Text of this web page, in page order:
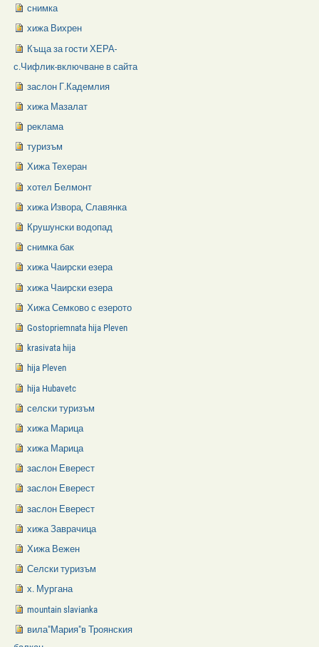
снимка
хижа Вихрен
Къща за гости ХЕРА-
с.Чифлик-включване в сайта
заслон Г.Кадемлия
хижа Мазалат
реклама
туризъм
Хижа Техеран
хотел Белмонт
хижа Извора, Славянка
Крушунски водопад
снимка бак
хижа Чаирски езера
хижа Чаирски езера
Хижа Семково с езерото
Gostopriemnata hija Pleven
krasivata hija
hija Pleven
hija Hubavetc
селски туризъм
хижа Марица
хижа Марица
заслон Еверест
заслон Еверест
заслон Еверест
хижа Заврачица
Хижа Вежен
Селски туризъм
х. Мургана
mountain slavianka
вила"Мария"в Троянския